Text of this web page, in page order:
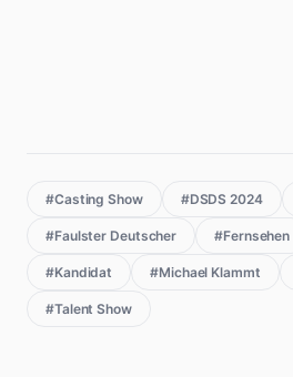
#Casting Show #DSDS 2024
#Faulster Deutscher #Fernsehen
#Kandidat #Michael Klammt
#Talent Show